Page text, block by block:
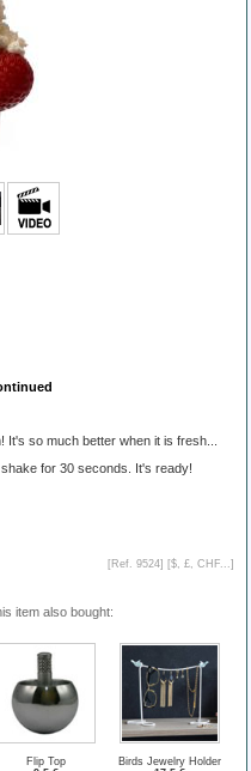
so much better when it is fresh...
for 30 seconds. It's ready!
[Ref. 9524] [$, £, CHF... ]
item also bought:
Flip Top
Birds Jewelry Holder